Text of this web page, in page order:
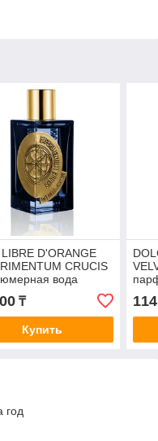
LIBRE D'ORANGE
CRUCIS
вода
5ml ОТЛИВАНТ
₸
Купить
год